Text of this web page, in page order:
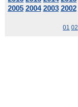
2005 2004 2003 2002
01 02